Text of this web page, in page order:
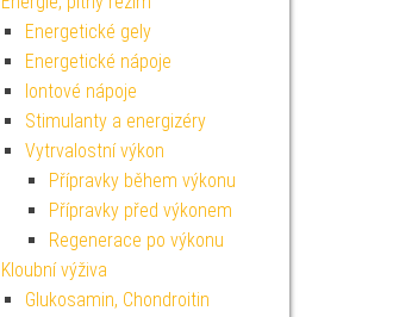
Energetické gely
Energetické nápoje
Iontové nápoje
Stimulanty a energizéry
Vytrvalostní výkon
Přípravky během výkonu
Přípravky před výkonem
Regenerace po výkonu
Kloubní výživa
Glukosamin, Chondroitin